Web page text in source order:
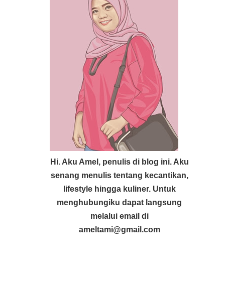
Hi. Aku Amel, penulis di blog ini. Aku
senang menulis tentang kecantikan,
lifestyle hingga kuliner. Untuk
menghubungiku dapat langsung
melalui email di
ameltami@gmail.com